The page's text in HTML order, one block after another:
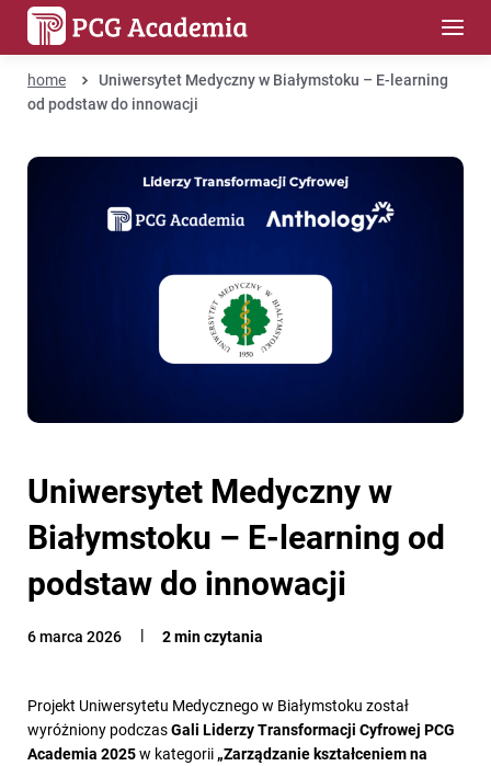
home
Uniwersytet Medyczny w Białymstoku – E-learning
od podstaw do innowacji
Uniwersytet Medyczny w
Białymstoku – E-learning od
podstaw do innowacji
6 marca 2026 2 min czytania
Projekt Uniwersytetu Medycznego w Białymstoku został
wyróżniony podczasGali Liderzy Transformacji Cyfrowej PCG
Academia 2025w kategorii „Zarządzanie kształceniem na